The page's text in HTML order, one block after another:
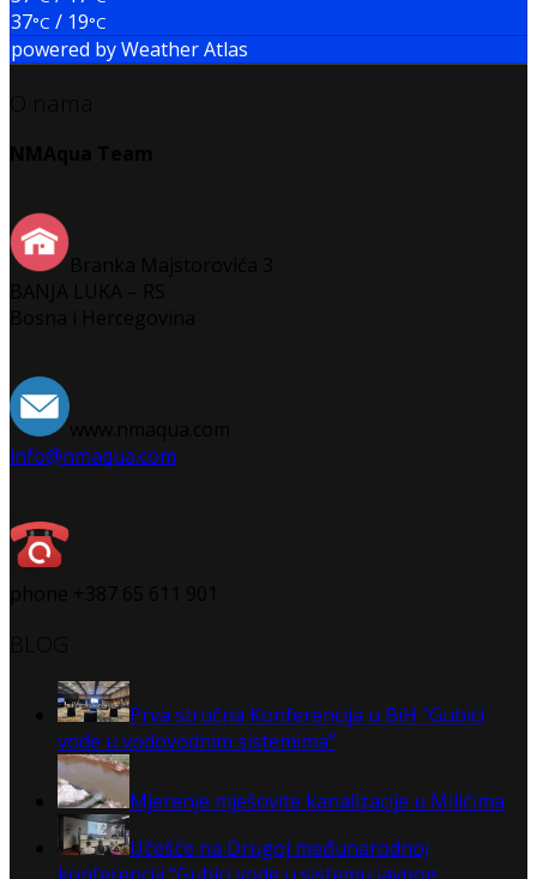
37°C / 19°C
powered byWeather Atlas
info@nmaqua.com
Prva stručna Konferencija u BiH “Gubici
vode u vodovodnim sistemima”
Mjerenje mješovite kanalizacije u Milićima
Učešće na Drugoj međunarodnoj